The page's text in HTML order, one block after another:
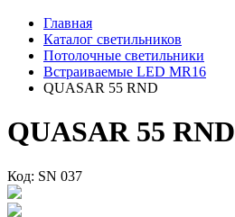
Главная
Каталог светильников
Потолочные светильники
Встраиваемые LED MR16
QUASAR 55 RND
QUASAR 55 RND
Код: SN 037